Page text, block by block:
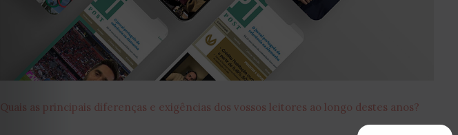
JULHO
2026
2025
Quais as principais diferenças e exigências dos vossos leitores ao longo destes anos?